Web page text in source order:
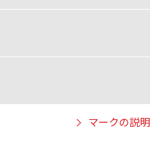
マークの説明